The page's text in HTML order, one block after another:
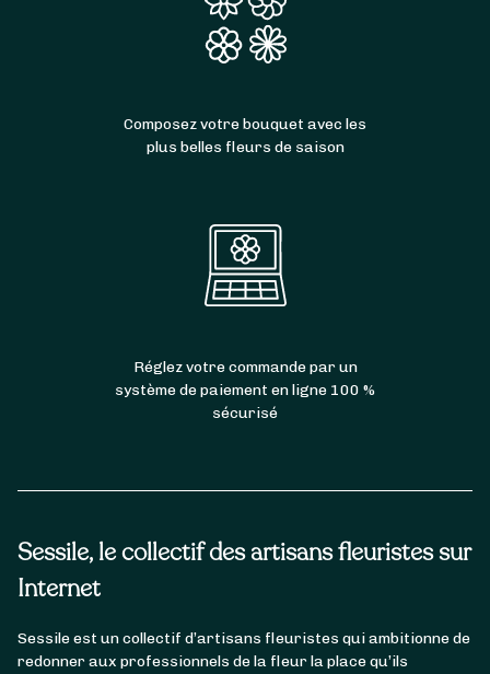
Sessile, le collectif des artisans fleuristes sur
Internet
Sessile est un collectif d’artisans fleuristes qui ambitionne de
redonner aux professionnels de la fleur la place qu’ils
Composez votre bouquet avec les
plus belles fleurs de saison
Réglez votre commande par un
système de paiement en ligne 100 %
sécurisé